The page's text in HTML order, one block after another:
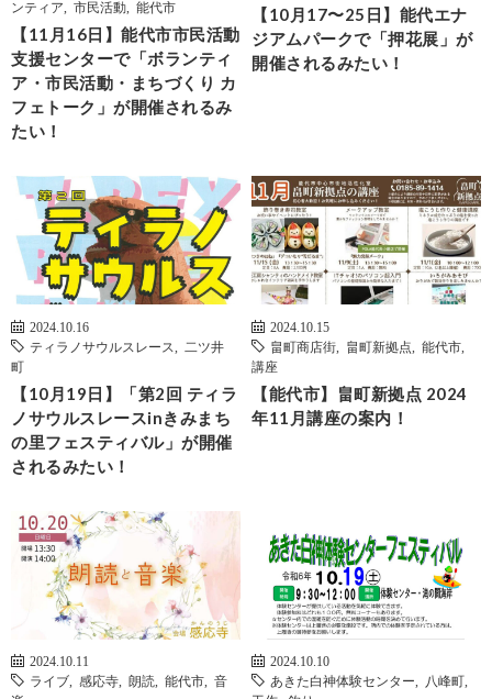
ンティア 市民活動 能代市
【11月16日】能代市市民活動
支援センターで「ボランティ
ア・市民活動・まちづくり カ
フェトーク」が開催されるみ
たい！
【10月17〜25日】能代エナ
ジアムパークで「押花展」が
開催されるみたい！
2024.10.16
ティラノサウルスレース
二ツ井
町
【10月19日】「第2回 ティラ
ノサウルスレースinきみまち
の里フェスティバル」が開催
されるみたい！
2024.10.15
畠町商店街
畠町新拠点 能代市
講座
【能代市】畠町新拠点 2024
年11月講座の案内！
2024.10.11
ライブ
感応寺 朗読 能代市
音
2024.10.10
あきた白神体験センター
八峰町